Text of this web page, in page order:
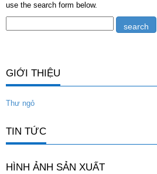
use the search form below.
GIỚI THIỆU
Thư ngỏ
TIN TỨC
HÌNH ẢNH SẢN XUẤT